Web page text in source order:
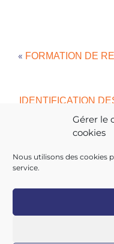
Gérer le
cookies
Nous utilisons des cookies
service.
« FORMATION DE
IDENTIFICATION
Copyright 2026 AIST 84